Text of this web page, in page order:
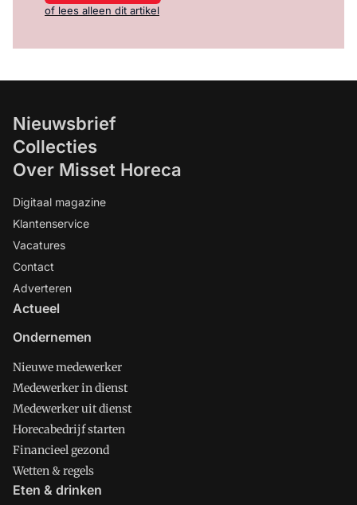
of lees alleen dit artikel
Nieuwsbrief
Collecties
Over Misset Horeca
Digitaal magazine
Klantenservice
Vacatures
Contact
Adverteren
Actueel
Ondernemen
Nieuwe medewerker
Medewerker in dienst
Medewerker uit dienst
Horecabedrijf starten
Financieel gezond
Wetten & regels
Eten & drinken